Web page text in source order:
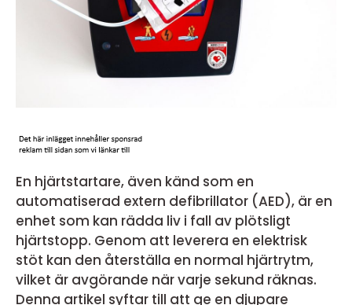
En hjärtstartare, även känd som en
automatiserad extern defibrillator (AED), är en
enhet som kan rädda liv i fall av plötsligt
hjärtstopp. Genom att leverera en elektrisk
stöt kan den återställa en normal hjärtrytm,
vilket är avgörande när varje sekund räknas.
Denna artikel syftar till att ge en djupare